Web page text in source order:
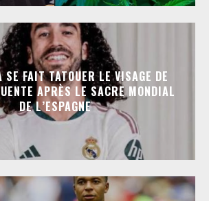
SE FAIT TATOUER LE VISAGE DE
APRÈS LE SACRE MONDIAL
DE L’ESPAGNE